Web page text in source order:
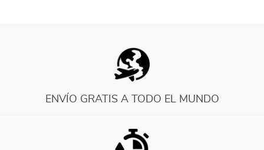
ENVÍO GRATIS A TODO EL MUNDO